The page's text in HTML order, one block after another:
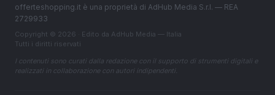
offerteshopping.it è una proprietà di AdHub Media S.r.l. — REA
2729933
Copyright © 2026 · Edito da AdHub Media — Italia
Tutti i diritti riservati
I contenuti sono curati dalla redazione con il supporto di strumenti digitali e
realizzati in collaborazione con autori indipendenti.